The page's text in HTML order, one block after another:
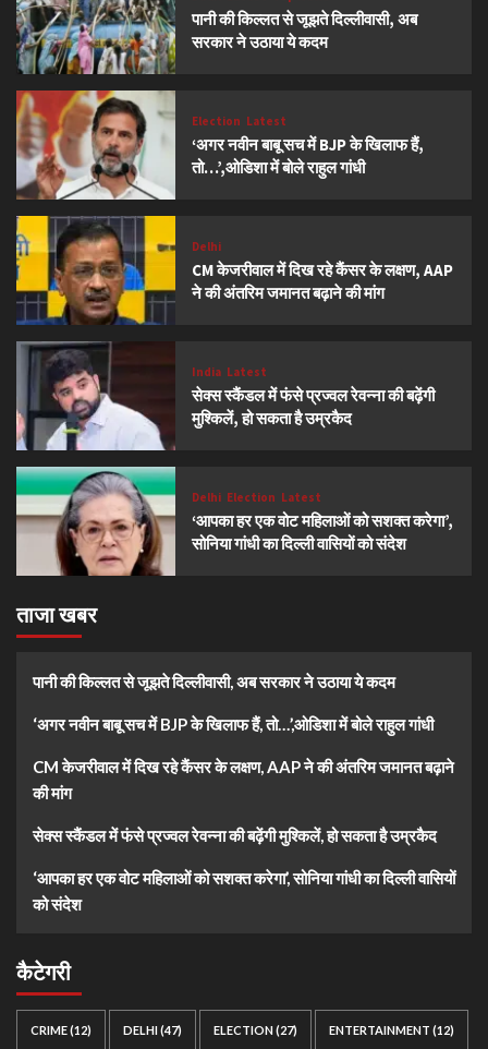
पानी की किल्लत से जूझते दिल्लीवासी, अब
सरकार ने उठाया ये कदम
Election Latest
‘अगर नवीन बाबू सच में BJP के खिलाफ हैं,
तो…’,ओडिशा में बोले राहुल गांधी
Delhi
CM केजरीवाल में दिख रहे कैंसर के लक्षण, AAP
ने की अंतरिम जमानत बढ़ाने की मांग
India Latest
सेक्स स्कैंडल में फंसे प्रज्वल रेवन्ना की बढ़ेंगी
मुश्किलें, हो सकता है उम्रकैद
Delhi Election Latest
‘आपका हर एक वोट महिलाओं को सशक्त करेगा’,
सोनिया गांधी का दिल्ली वासियों को संदेश
ताजा खबर
पानी की किल्लत से जूझते दिल्लीवासी, अब सरकार ने उठाया ये कदम
‘अगर नवीन बाबू सच में BJP के खिलाफ हैं, तो…’,ओडिशा में बोले राहुल गांधी
CM केजरीवाल में दिख रहे कैंसर के लक्षण, AAP ने की अंतरिम जमानत बढ़ाने
की मांग
सेक्स स्कैंडल में फंसे प्रज्वल रेवन्ना की बढ़ेंगी मुश्किलें, हो सकता है उम्रकैद
‘आपका हर एक वोट महिलाओं को सशक्त करेगा’, सोनिया गांधी का दिल्ली वासियों
को संदेश
कैटेगरी
CRIME(12) DELHI(47) ELECTION(27) ENTERTAINMENT (12)